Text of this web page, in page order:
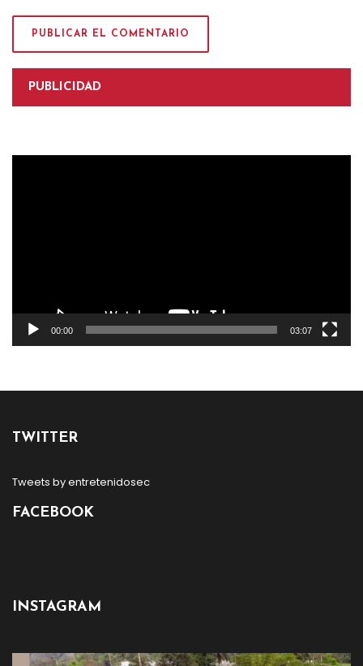
PUBLICIDAD
00:00 03:07
TWITTER
Tweets by entretenidosec
FACEBOOK
INSTAGRAM